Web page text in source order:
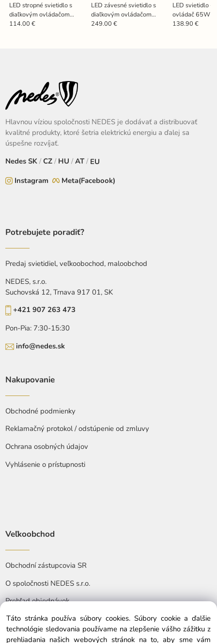
LED stropné svietidlo s
diaľkovým ovládačom
42W - TA1325/WB
114.00 €
LED závesné svietidlo s
diaľkovým ovládačom
95W - TA2309/W
249.00 €
LED svietidlo +
ovládač 65W -
TB1302/WG
138.90 €
Hlavnou víziou spoločnosti NEDES je dodávať a distribuovať
kvalitné produkty, ktoré šetria elektrickú energiu a ďalej sa
úspešne rozvíjať.
NedesSK / CZ / HU / AT / EU
Instagram
Meta(Facebook)
Potrebujete poradiť?
Predaj svietidiel, veľkoobochod, maloobchod
NEDES, s.r.o.
Suchovská 12, Trnava 917 01, SK
+421 907 263 473
Pon-Pia: 7:30-15:30
info@nedes.sk
Nakupovanie
Obchodné podmienky
Reklamačný protokol / odstúpenie od zmluvy
Ochrana osobných údajov
Vyhlásenie o prístupnosti
Veľkoobchod
Obchodní zástupcovia SR
O spoločnosti NEDES s.r.o.
Prehľad objednávok
Táto stránka používa súbory cookies. Súbory cookie a ďalšie
technológie sledovania používame na zlepšenie vášho zážitku z
prehliadania našich webových stránok na to, aby sme vám